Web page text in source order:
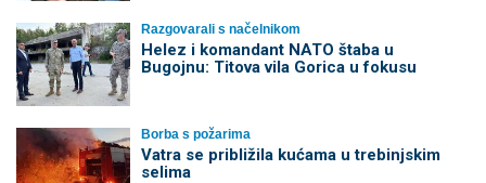
Razgovarali s načelnikom
Helez i komandant NATO štaba u
Bugojnu: Titova vila Gorica u fokusu
Borba s požarima
Vatra se približila kućama u trebinjskim
selima